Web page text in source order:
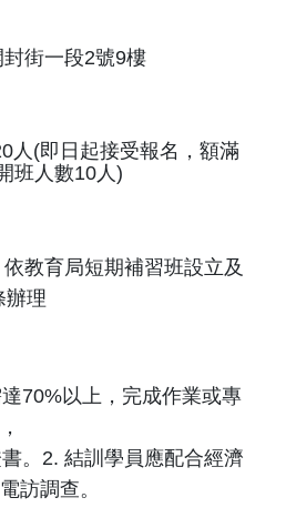
街一段2號9樓
人(即日起接受報名，額滿
班人數10人)
教育局短期補習班設立及
辦理
70%以上，完成作業或專
。 2. 結訓學員應配合經濟
訪調查。